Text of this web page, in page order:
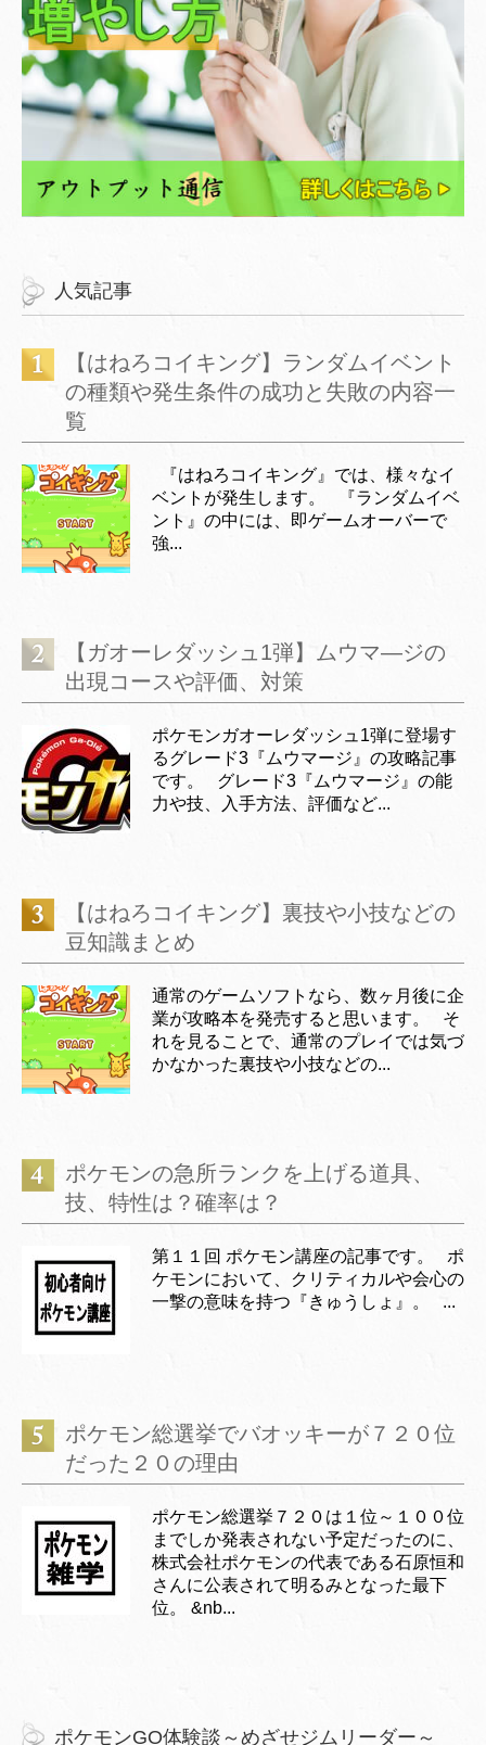
人気記事
【はねろコイキング】ランダムイベント
の種類や発生条件の成功と失敗の内容一
覧
『はねろコイキング』では、様々なイ
ベントが発生します。 『ランダムイベ
ント』の中には、即ゲームオーバーで
強...
【ガオーレダッシュ1弾】ムウマ―ジの
出現コースや評価、対策
ポケモンガオーレダッシュ1弾に登場す
るグレード3『ムウマージ』の攻略記事
です。 グレード3『ムウマージ』の能
力や技、入手方法、評価など...
【はねろコイキング】裏技や小技などの
豆知識まとめ
通常のゲームソフトなら、数ヶ月後に企
業が攻略本を発売すると思います。 そ
れを見ることで、通常のプレイでは気づ
かなかった裏技や小技などの...
ポケモンの急所ランクを上げる道具、
技、特性は？確率は？
第１１回 ポケモン講座の記事です。 ポ
ケモンにおいて、クリティカルや会心の
一撃の意味を持つ『きゅうしょ』。 ...
ポケモン総選挙でバオッキーが７２０位
だった２０の理由
ポケモン総選挙７２０は１位～１００位
までしか発表されない予定だったのに、
株式会社ポケモンの代表である石原恒和
さんに公表されて明るみとなった最下
位。 &nb...
ポケモンGO体験談～めざせジムリーダー～